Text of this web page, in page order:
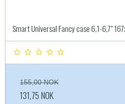
Smart Universal Fancy case 6,1-6,7"
155,00 NOK
131,75 NOK